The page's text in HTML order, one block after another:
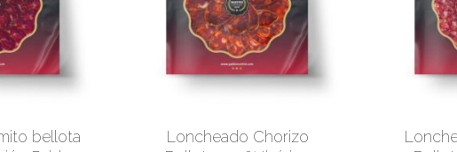
bellota
Loncheado Chorizo